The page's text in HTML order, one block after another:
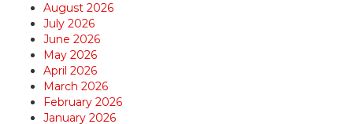
August 2026
July 2026
June 2026
May 2026
April 2026
March 2026
February 2026
January 2026